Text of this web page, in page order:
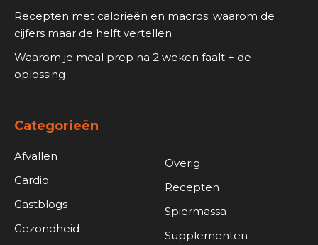
Recepten met calorieën en macros: waarom de
cijfers maar de helft vertellen
Waarom je meal prep na 2 weken faalt + de
oplossing
Categorieën
Afvallen
Cardio
Gastblogs
Gezondheid
Overig
Recepten
Spiermassa
Supplementen